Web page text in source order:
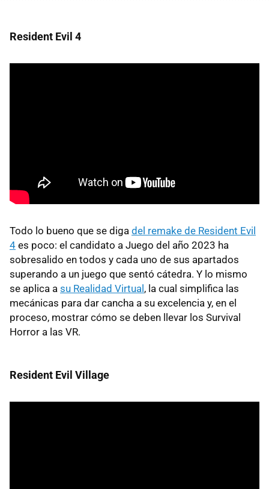
Resident Evil 4
Todo lo bueno que se diga del remake de Resident Evil
4 es poco: el candidato a Juego del año 2023 ha
sobresalido en todos y cada uno de sus apartados
superando a un juego que sentó cátedra. Y lo mismo
se aplica a su Realidad Virtual, la cual simplifica las
mecánicas para dar cancha a su excelencia y, en el
proceso, mostrar cómo se deben llevar los Survival
Horror a las VR.
Resident Evil Village